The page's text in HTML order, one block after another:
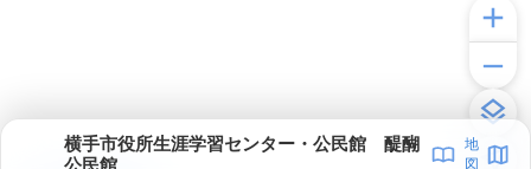
横手市役所生涯学習センター・公民館 醍醐
地
図